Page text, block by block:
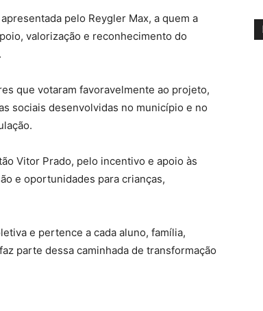
pelo Reygler Max, a quem a
valorização e reconhecimento do
que votaram favoravelmente ao projeto,
sociais desenvolvidas no município e no
Vitor Prado, pelo incentivo e apoio às
e oportunidades para crianças,
e pertence a cada aluno, família,
parte dessa caminhada de transformação